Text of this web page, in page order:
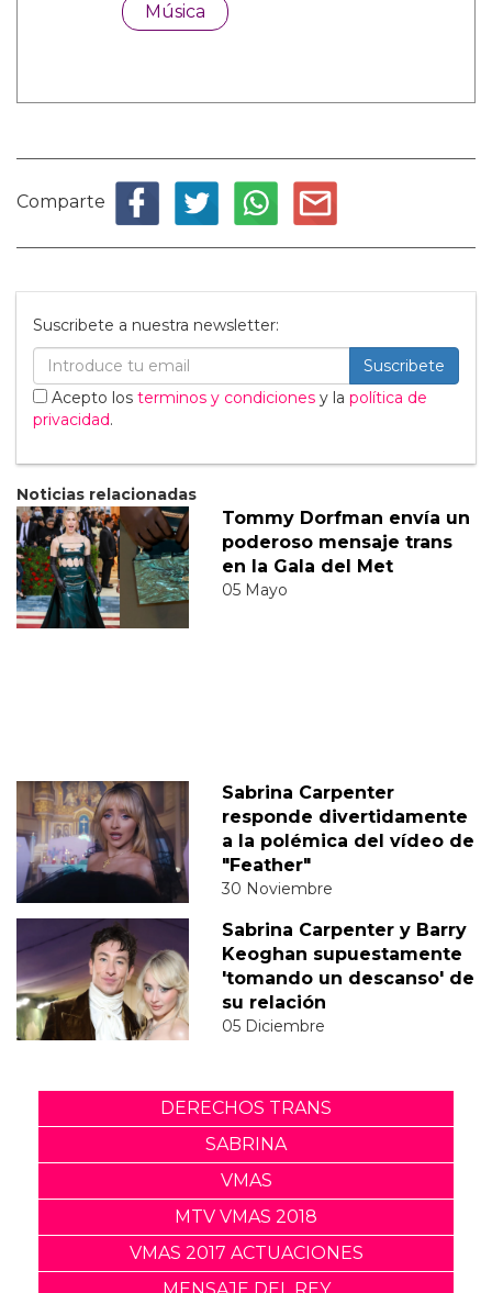
Música
Comparte
Suscribete a nuestra newsletter:
Suscribete
Acepto los terminos y condiciones y la política de
privacidad.
Noticias relacionadas
Tommy Dorfman envía un
poderoso mensaje trans
en la Gala del Met
05 Mayo
Sabrina Carpenter
responde divertidamente
a la polémica del vídeo de
"Feather"
30 Noviembre
Sabrina Carpenter y Barry
Keoghan supuestamente
'tomando un descanso' de
su relación
05 Diciembre
DERECHOS TRANS
SABRINA
VMAS
MTV VMAS 2018
VMAS 2017 ACTUACIONES